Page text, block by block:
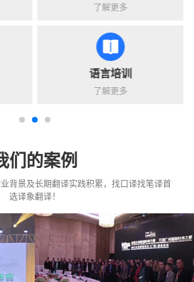
了解更多
语言培训
了解更多
们的案例
背景及长期翻译实践积累，找口译找笔译首
选译象翻译！